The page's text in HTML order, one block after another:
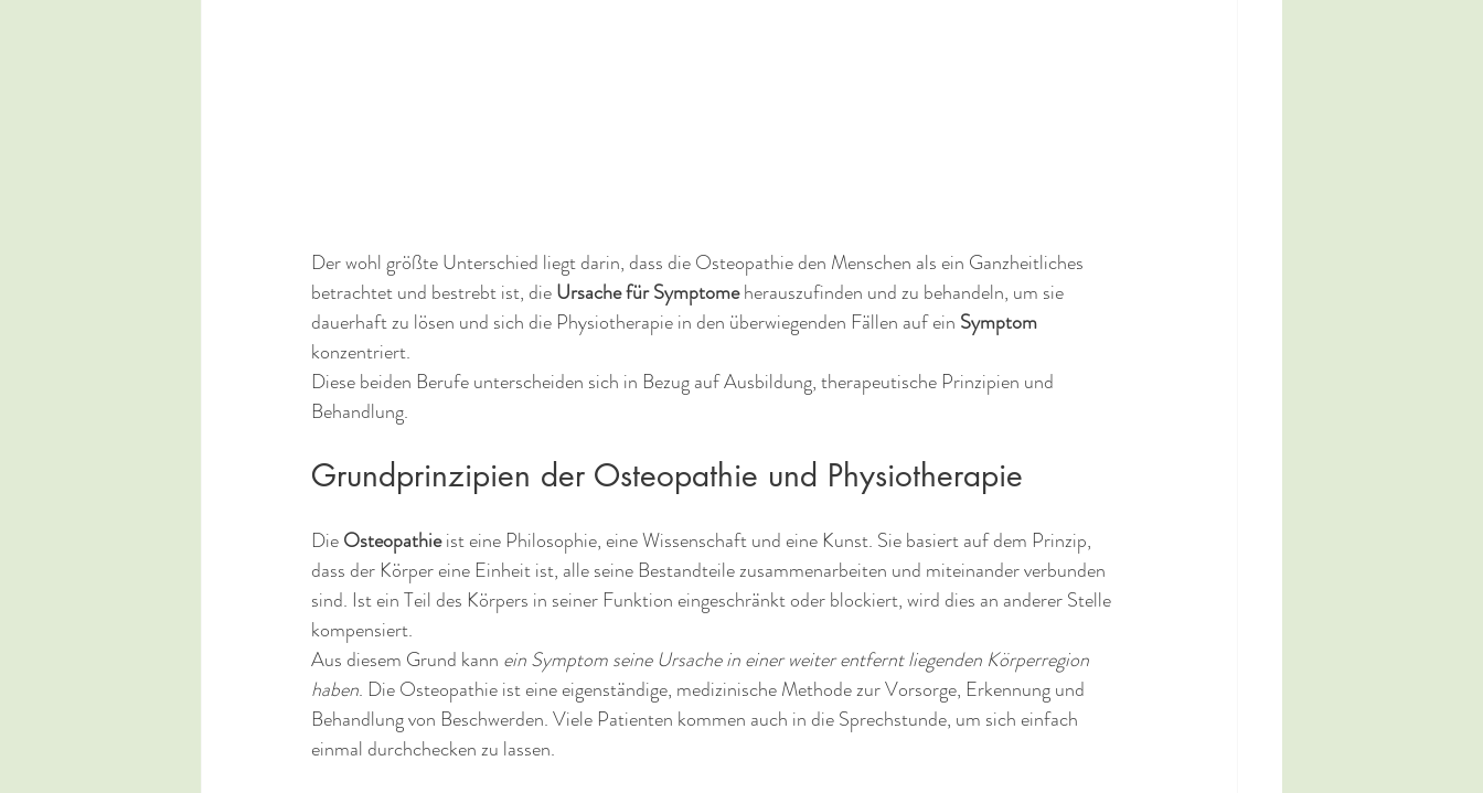
Der wohl größte Unterschied liegt darin, dass die Osteopathie den Menschen als ein Ganzheitliches
betrachtet und bestrebt ist, die Ursache für Symptome herauszufinden und zu behandeln, um sie
dauerhaft zu lösen und sich die Physiotherapie in den überwiegenden Fällen auf ein Symptom
konzentriert.
Diese beiden Berufe unterscheiden sich in Bezug auf Ausbildung, therapeutische Prinzipien und
Behandlung.
Grundprinzipien der Osteopathie und Physiotherapie
Die Osteopathie ist eine Philosophie, eine Wissenschaft und eine Kunst. Sie basiert auf dem Prinzip,
dass der Körper eine Einheit ist, alle seine Bestandteile zusammenarbeiten und miteinander verbunden
sind. Ist ein Teil des Körpers in seiner Funktion eingeschränkt oder blockiert, wird dies an anderer Stelle
kompensiert.
Aus diesem Grund kann ein Symptom seine Ursache in einer weiter entfernt liegenden Körperregion
haben. Die Osteopathie ist eine eigenständige, medizinische Methode zur Vorsorge, Erkennung und
Behandlung von Beschwerden. Viele Patienten kommen auch in die Sprechstunde, um sich einfach
einmal durchchecken zu lassen.